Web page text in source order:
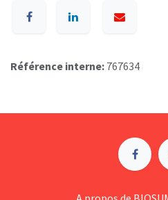
Référence interne: 767634